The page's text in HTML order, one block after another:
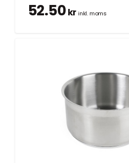
52.50 kr inkl. moms